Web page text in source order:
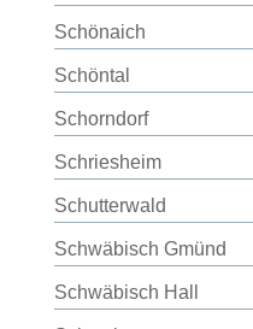
Schönaich
Schöntal
Schorndorf
Schriesheim
Schutterwald
Schwäbisch Gmünd
Schwäbisch Hall